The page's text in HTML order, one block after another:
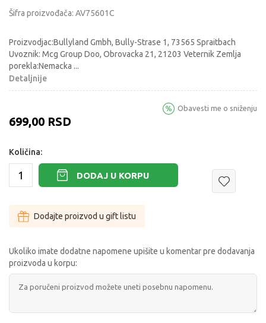
Šifra proizvođača: AV75601C
Proizvodjac:Bullyland Gmbh, Bully-Strase 1, 73565 Spraitbach
Uvoznik: Mcg Group Doo, Obrovacka 21, 21203 Veternik Zemlja
porekla:Nemacka ...
Detaljnije
699,00 RSD
Obavesti me o sniženju
Količina:
DODAJ U KORPU
Dodajte proizvod u gift listu
Ukoliko imate dodatne napomene upišite u komentar pre dodavanja
proizvoda u korpu: